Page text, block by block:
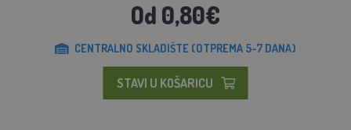
Od 0,80€
CENTRALNO SKLADIŠTE (OTPREMA 5-7 DANA)
STAVI U KOŠARICU